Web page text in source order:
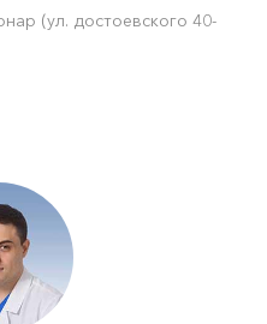
(ул. достоевского 40-